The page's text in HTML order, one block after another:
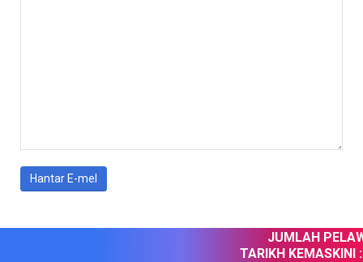
Hantar E-mel
JUMLAH
TARIKH KEMASKINI :